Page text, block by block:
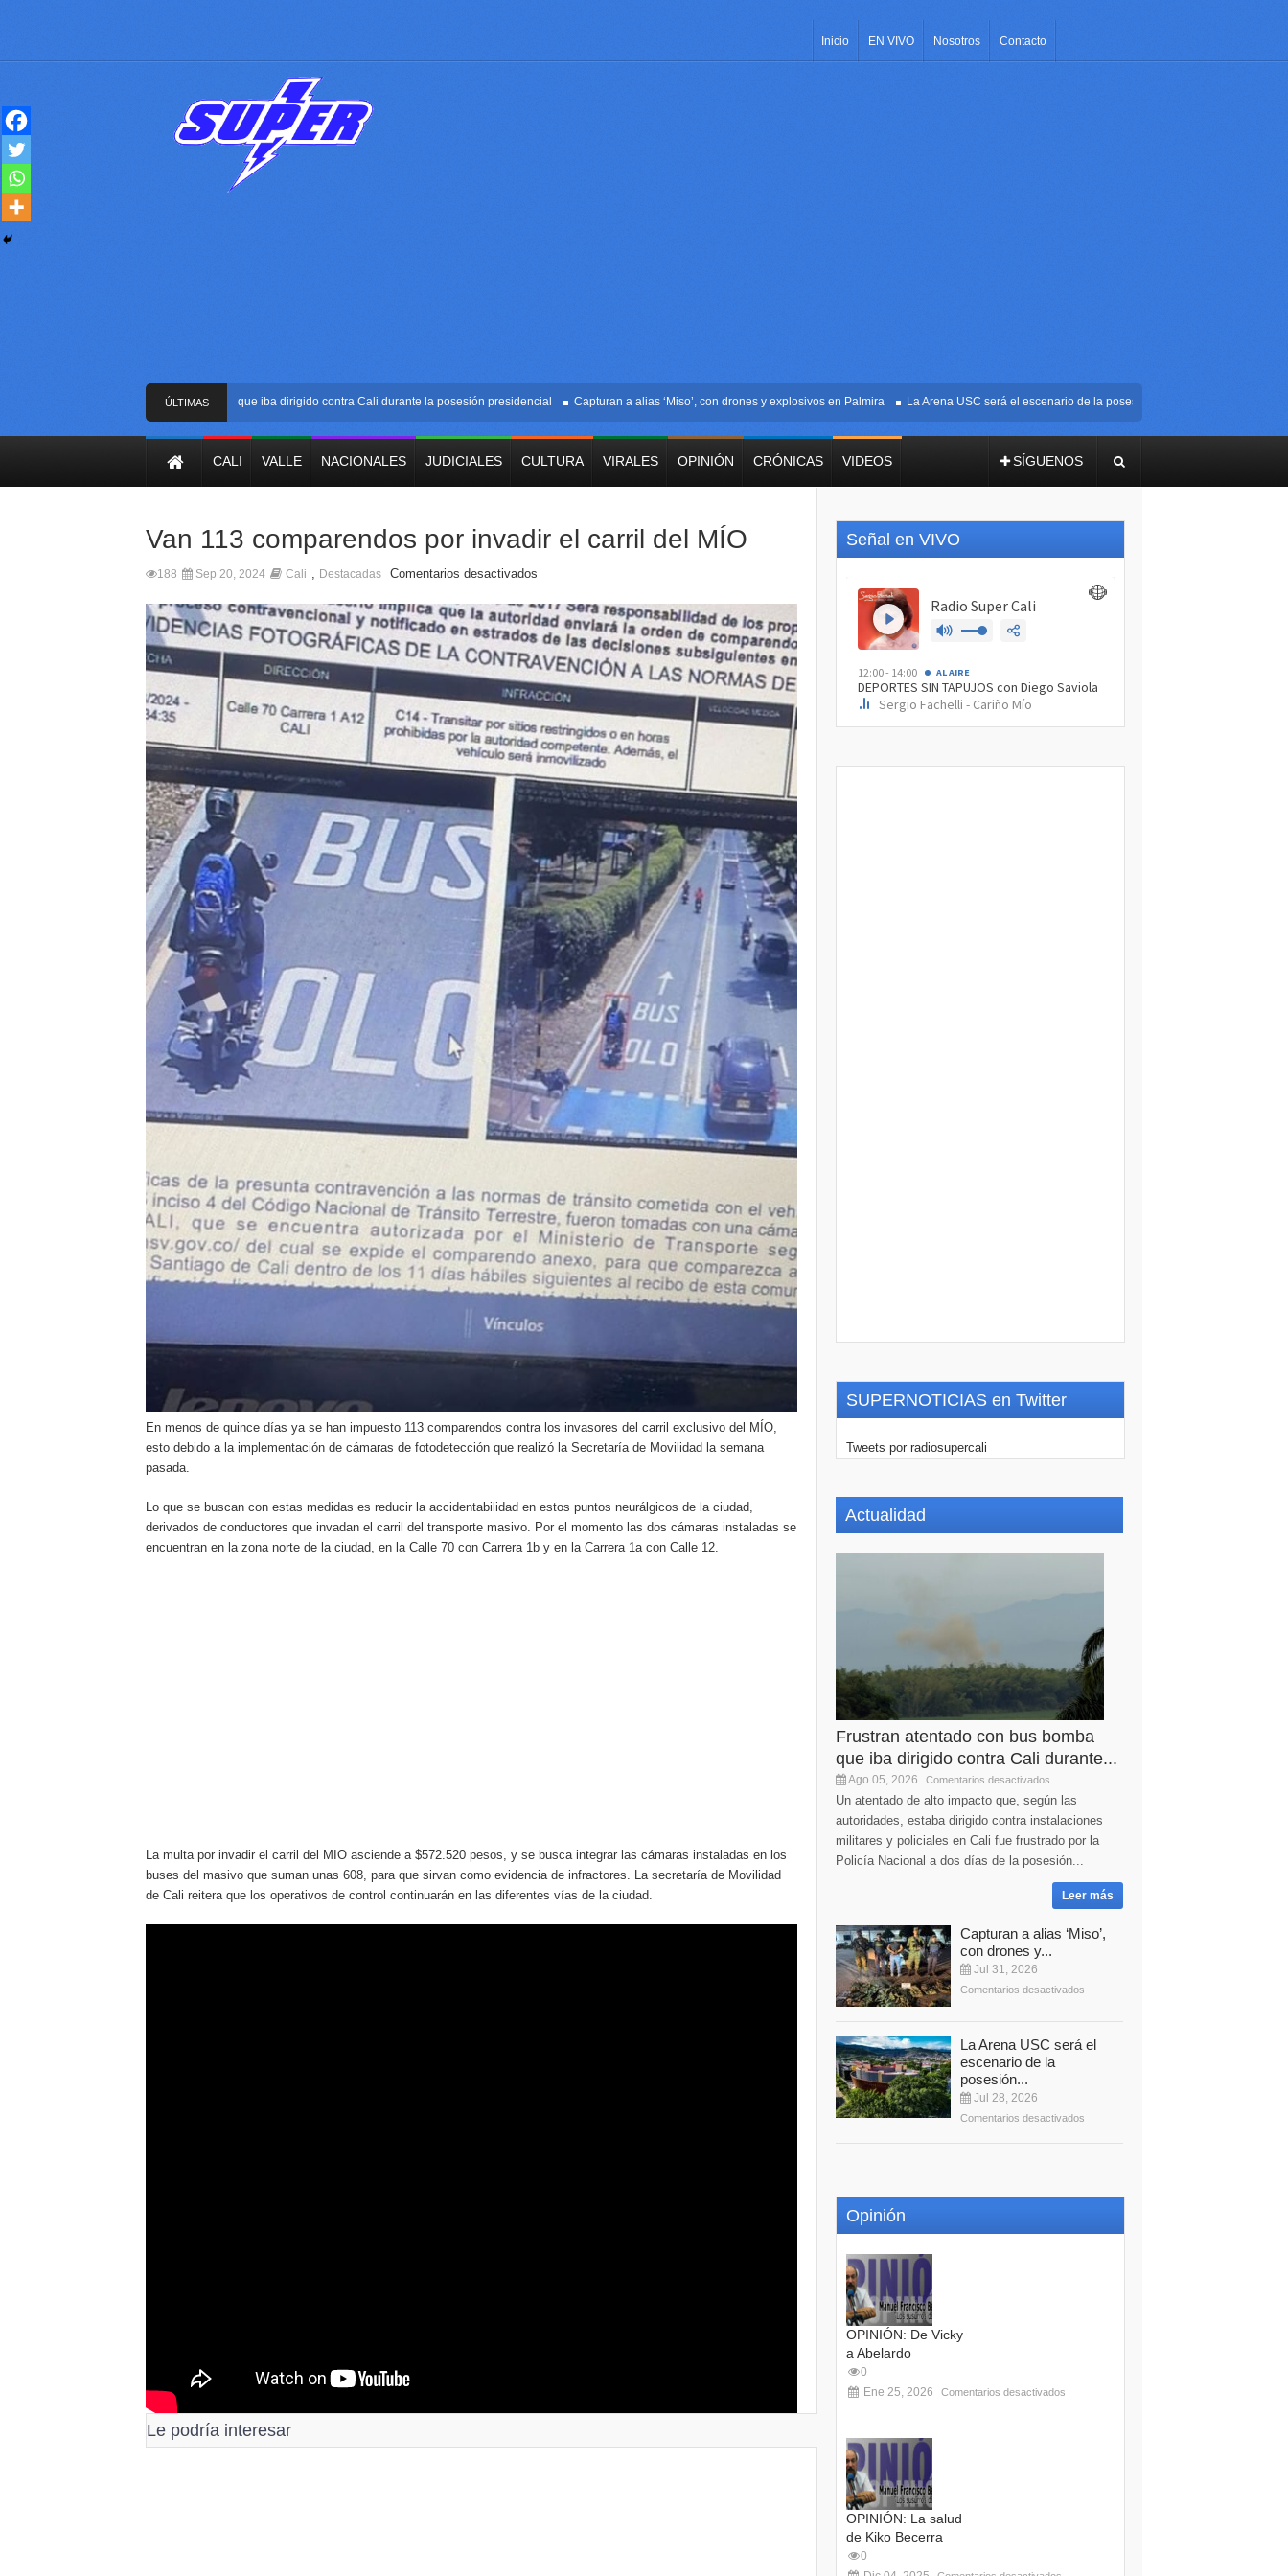
Inicio EN VIVO Nosotros Contacto
ÚLTIMAS
NOTICIAS
Frustran atentado con bus bomba que iba dirigido contra Cali durante la posesión presidencial Capturan a alias ‘Miso’, con drones y explosivos en Palmira La Arena USC será el escenario de la posesión presidencial de Abelardo de la
CALI VALLE NACIONALES JUDICIALES CULTURA VIRALES OPINIÓN CRÓNICAS VIDEOS SÍGUENOS
Van 113 comparendos por invadir el carril del MÍO
188 Sep 20, 2024 Cali , Destacadas Comentarios desactivados
En menos de quince días ya se han impuesto 113 comparendos contra los invasores del carril exclusivo del MÍO,
esto debido a la implementación de cámaras de fotodetección que realizó la Secretaría de Movilidad la semana
pasada.
Lo que se buscan con estas medidas es reducir la accidentabilidad en estos puntos neurálgicos de la ciudad,
derivados de conductores que invadan el carril del transporte masivo. Por el momento las dos cámaras instaladas se
encuentran en la zona norte de la ciudad, en la Calle 70 con Carrera 1b y en la Carrera 1a con Calle 12.
La multa por invadir el carril del MIO asciende a $572.520 pesos, y se busca integrar las cámaras instaladas en los
buses del masivo que suman unas 608, para que sirvan como evidencia de infractores. La secretaría de Movilidad
de Cali reitera que los operativos de control continuarán en las diferentes vías de la ciudad.
Le podría interesar
Señal en VIVO
SUPERNOTICIAS en Twitter
Tweets por radiosupercali
Actualidad
Frustran atentado con bus bomba
que iba dirigido contra Cali durante...
Ago 05, 2026 Comentarios desactivados
Un atentado de alto impacto que, según las
autoridades, estaba dirigido contra instalaciones
militares y policiales en Cali fue frustrado por la
Policía Nacional a dos días de la posesión...
Leer más
Capturan a alias ‘Miso’,
con drones y...
Jul 31, 2026
Comentarios desactivados
La Arena USC será el
escenario de la
posesión...
Jul 28, 2026
Comentarios desactivados
Opinión
OPINIÓN: De Vicky
a Abelardo
0
Ene 25, 2026
Comentarios desactivados
OPINIÓN: La salud
de Kiko Becerra
0